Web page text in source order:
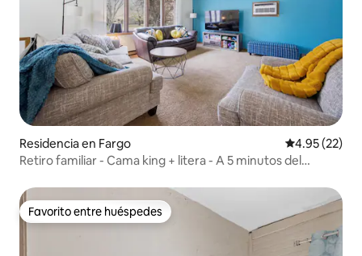
Residencia en Fargo Calificación
4.95 (22)
Retiro familiar - Cama king + litera - A 5 minutos del
Favorito entre huéspedes
Favorito entre huéspedes